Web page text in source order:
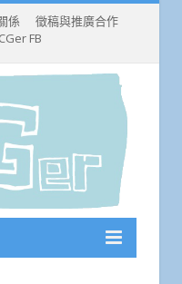
係
徵稿與推廣合作
FB